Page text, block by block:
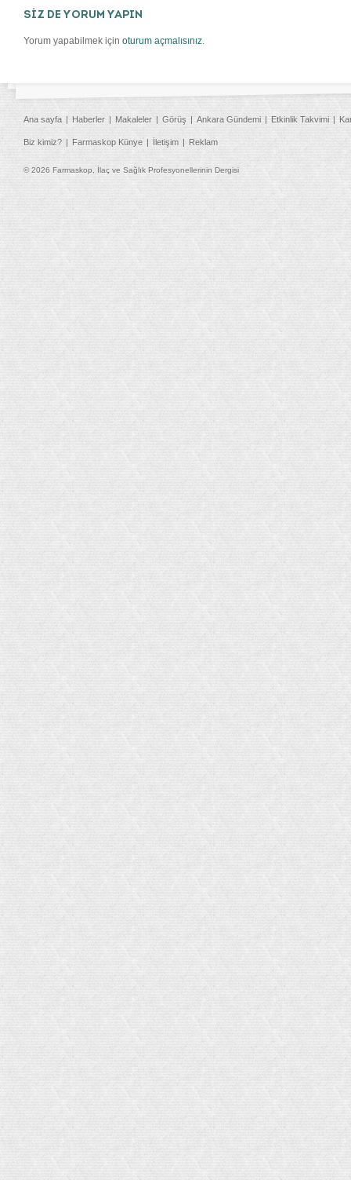
SİZ DE YORUM YAPIN
Yorum yapabilmek için oturum açmalısınız.
Ana sayfa Haberler Makaleler Görüş Ankara Gündemi Etkinlik Takvimi
Biz kimiz? Farmaskop Künye İletişim Reklam
© 2026 Farmaskop, İlaç ve Sağlık Profesyonellerinin Dergisi